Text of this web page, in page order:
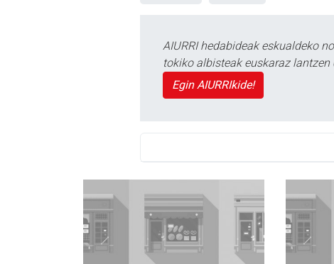
AIURRI hedabideak eskualdeko
tokiko albisteak euskaraz
Egin AIURRIkide!